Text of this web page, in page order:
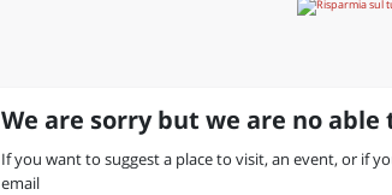
We are sorry but we are no
If you want to suggest a place to visit, an event, or if
email